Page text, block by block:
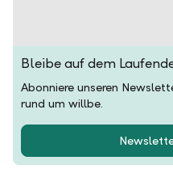
Bleibe auf dem
Abonniere unseren
rund um willbe.